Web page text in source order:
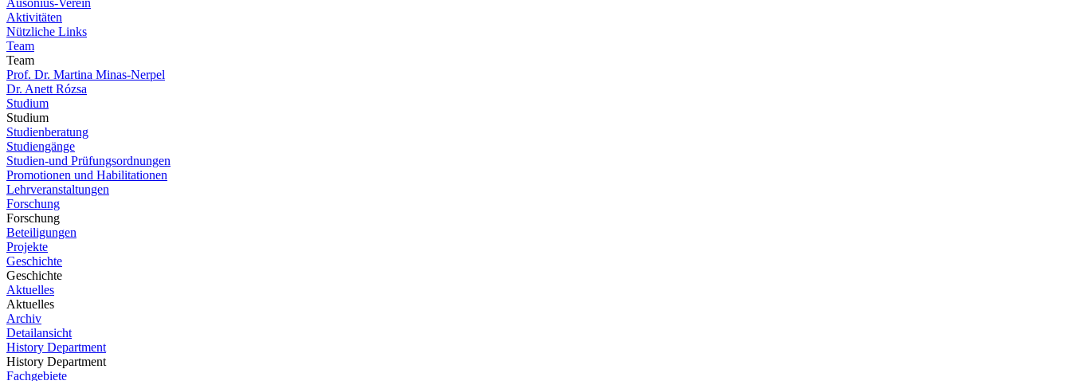
Ausonius-Verein
Aktivitäten
Nützliche Links
Team
Team
Prof. Dr. Martina Minas-Nerpel
Dr. Anett Rózsa
Studium
Studium
Studienberatung
Studiengänge
Studien-und Prüfungsordnungen
Promotionen und Habilitationen
Lehrveranstaltungen
Forschung
Forschung
Beteiligungen
Projekte
Geschichte
Geschichte
Aktuelles
Aktuelles
Archiv
Detailansicht
History Department
History Department
Fachgebiete